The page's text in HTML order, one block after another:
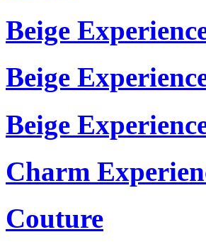
Beige
Beige
Beige
Charm
Couture